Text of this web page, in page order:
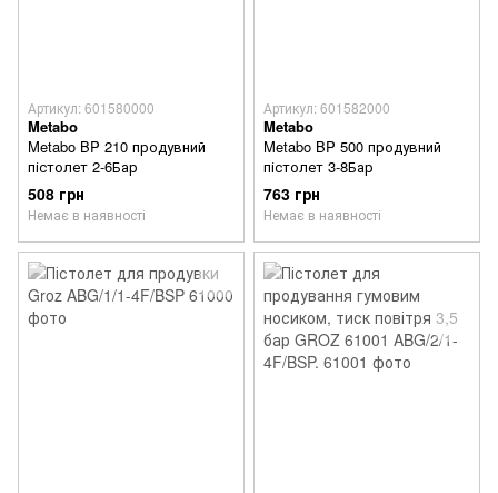
Артикул: 601580000
Metabo
Metabo BP 210 продувний
пістолет 2-6Бар
508 грн
Немає в наявності
Артикул: 601582000
Metabo
Metabo BP 500 продувний
пістолет 3-8Бар
763 грн
Немає в наявності